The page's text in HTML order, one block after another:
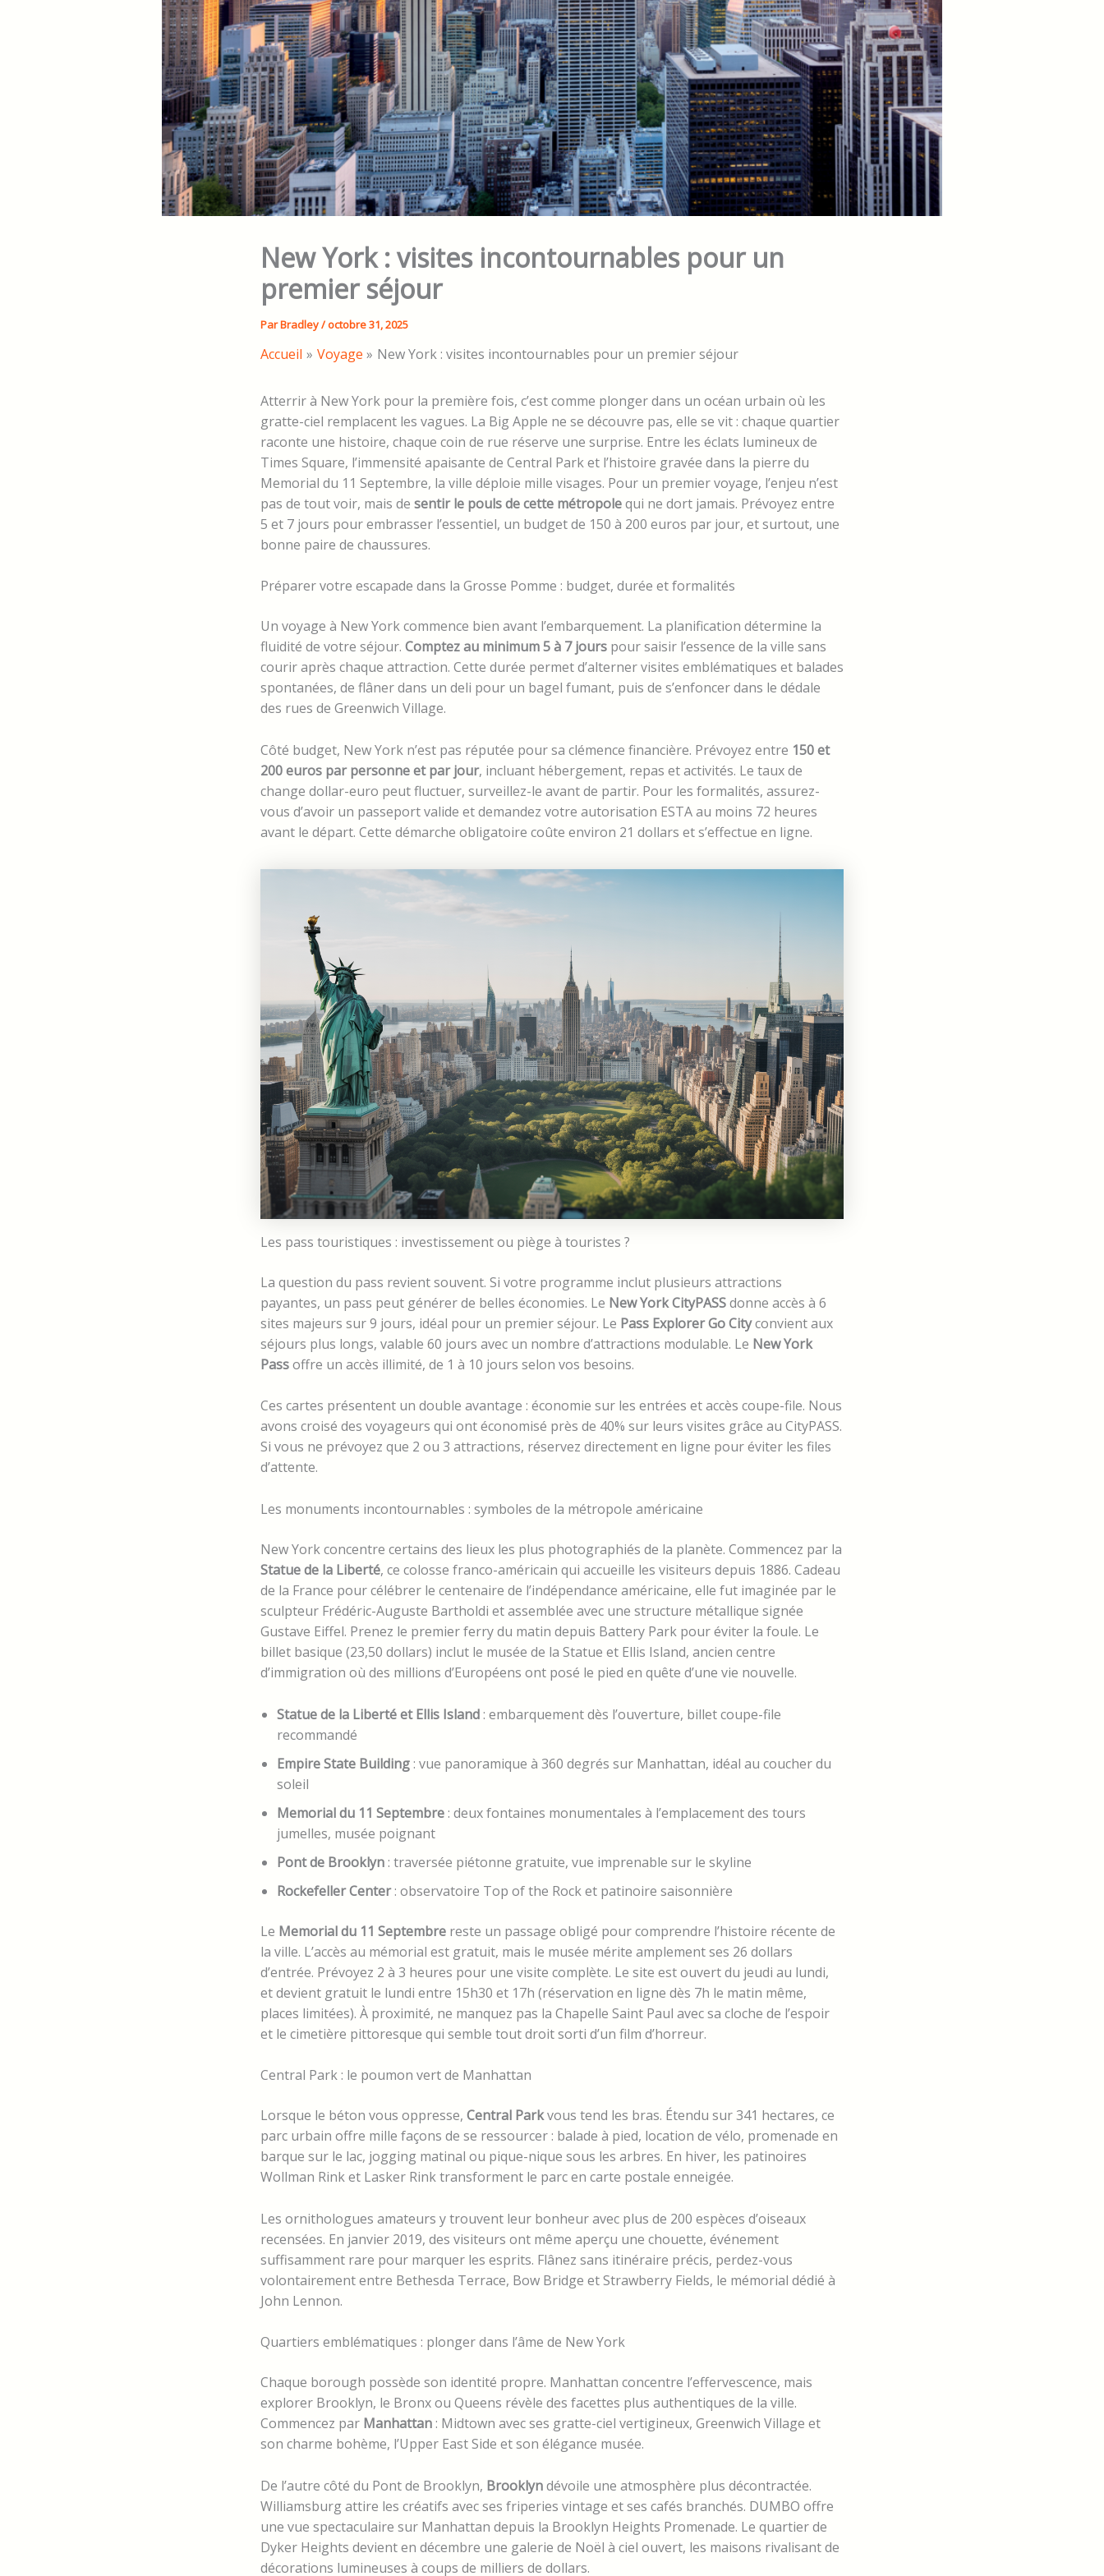
New York : visites incontournables pour un
premier séjour
ParBradley/ octobre 31, 2025
Accueil Voyage New York : visites incontournables pour un premier séjour
Atterrir à New York pour la première fois, c’est comme plonger dans un océan urbain où les
gratte-ciel remplacent les vagues. La Big Apple ne se découvre pas, elle se vit : chaque quartier
raconte une histoire, chaque coin de rue réserve une surprise. Entre les éclats lumineux de
Times Square, l’immensité apaisante de Central Park et l’histoire gravée dans la pierre du
Memorial du 11 Septembre, la ville déploie mille visages. Pour un premier voyage, l’enjeu n’est
pas de tout voir, mais de sentir le pouls de cette métropolequi ne dort jamais. Prévoyez entre
5 et 7 jours pour embrasser l’essentiel, un budget de 150 à 200 euros par jour, et surtout, une
bonne paire de chaussures.
Préparer votre escapade dans la Grosse Pomme : budget, durée et formalités
Un voyage à New York commence bien avant l’embarquement. La planification détermine la
fluidité de votre séjour. Comptez au minimum 5 à 7 jours pour saisir l’essence de la ville sans
courir après chaque attraction. Cette durée permet d’alterner visites emblématiques et balades
spontanées, de flâner dans un deli pour un bagel fumant, puis de s’enfoncer dans le dédale
des rues de Greenwich Village.
Côté budget, New York n’est pas réputée pour sa clémence financière. Prévoyez entre 150 et
200 euros par personne et par jour, incluant hébergement, repas et activités. Le taux de
change dollar-euro peut fluctuer, surveillez-le avant de partir. Pour les formalités, assurez-
vous d’avoir un passeport valide et demandez votre autorisation ESTA au moins 72 heures
avant le départ. Cette démarche obligatoire coûte environ 21 dollars et s’effectue en ligne.
Les pass touristiques : investissement ou piège à touristes ?
La question du pass revient souvent. Si votre programme inclut plusieurs attractions
payantes, un pass peut générer de belles économies. Le New York CityPASSdonne accès à 6
sites majeurs sur 9 jours, idéal pour un premier séjour. Le Pass Explorer Go Cityconvient aux
séjours plus longs, valable 60 jours avec un nombre d’attractions modulable. Le New York
Passoffre un accès illimité, de 1 à 10 jours selon vos besoins.
Ces cartes présentent un double avantage : économie sur les entrées et accès coupe-file. Nous
avons croisé des voyageurs qui ont économisé près de 40% sur leurs visites grâce au CityPASS.
Si vous ne prévoyez que 2 ou 3 attractions, réservez directement en ligne pour éviter les files
d’attente.
Les monuments incontournables : symboles de la métropole américaine
New York concentre certains des lieux les plus photographiés de la planète. Commencez par la
Statue de la Liberté, ce colosse franco-américain qui accueille les visiteurs depuis 1886. Cadeau
de la France pour célébrer le centenaire de l’indépendance américaine, elle fut imaginée par le
sculpteur Frédéric-Auguste Bartholdi et assemblée avec une structure métallique signée
Gustave Eiffel. Prenez le premier ferry du matin depuis Battery Park pour éviter la foule. Le
billet basique (23,50 dollars) inclut le musée de la Statue et Ellis Island, ancien centre
d’immigration où des millions d’Européens ont posé le pied en quête d’une vie nouvelle.
Statue de la Liberté et Ellis Island : embarquement dès l’ouverture, billet coupe-file
recommandé
Empire State Building : vue panoramique à 360 degrés sur Manhattan, idéal au coucher du
soleil
Memorial du 11 Septembre : deux fontaines monumentales à l’emplacement des tours
jumelles, musée poignant
Pont de Brooklyn : traversée piétonne gratuite, vue imprenable sur le skyline
Rockefeller Center: observatoire Top of the Rock et patinoire saisonnière
Le Memorial du 11 Septembre reste un passage obligé pour comprendre l’histoire récente de
la ville. L’accès au mémorial est gratuit, mais le musée mérite amplement ses 26 dollars
d’entrée. Prévoyez 2 à 3 heures pour une visite complète. Le site est ouvert du jeudi au lundi,
et devient gratuit le lundi entre 15h30 et 17h (réservation en ligne dès 7h le matin même,
places limitées). À proximité, ne manquez pas la Chapelle Saint Paul avec sa cloche de l’espoir
et le cimetière pittoresque qui semble tout droit sorti d’un film d’horreur.
Central Park : le poumon vert de Manhattan
Lorsque le béton vous oppresse, Central Parkvous tend les bras. Étendu sur 341 hectares, ce
parc urbain offre mille façons de se ressourcer : balade à pied, location de vélo, promenade en
barque sur le lac, jogging matinal ou pique-nique sous les arbres. En hiver, les patinoires
Wollman Rink et Lasker Rink transforment le parc en carte postale enneigée.
Les ornithologues amateurs y trouvent leur bonheur avec plus de 200 espèces d’oiseaux
recensées. En janvier 2019, des visiteurs ont même aperçu une chouette, événement
suffisamment rare pour marquer les esprits. Flânez sans itinéraire précis, perdez-vous
volontairement entre Bethesda Terrace, Bow Bridge et Strawberry Fields, le mémorial dédié à
John Lennon.
Quartiers emblématiques : plonger dans l’âme de New York
Chaque borough possède son identité propre. Manhattan concentre l’effervescence, mais
explorer Brooklyn, le Bronx ou Queens révèle des facettes plus authentiques de la ville.
Commencez par Manhattan : Midtown avec ses gratte-ciel vertigineux, Greenwich Village et
son charme bohème, l’Upper East Side et son élégance musée.
De l’autre côté du Pont de Brooklyn, Brooklyndévoile une atmosphère plus décontractée.
Williamsburg attire les créatifs avec ses friperies vintage et ses cafés branchés. DUMBO offre
une vue spectaculaire sur Manhattan depuis la Brooklyn Heights Promenade. Le quartier de
Dyker Heights devient en décembre une galerie de Noël à ciel ouvert, les maisons rivalisant de
décorations lumineuses à coups de milliers de dollars.